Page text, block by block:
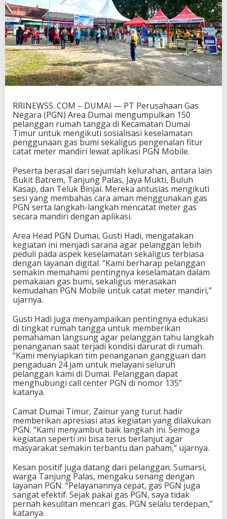
a
t
a
t
M
e
t
e
r
n
M
a
n
d
i
i
L
e
w
a
t
G
N
M
o
b
i
l
RRINEWSS. COM – DUMAI — PT Perusahaan Gas
Negara (PGN) Area Dumai mengumpulkan 150
pelanggan rumah tangga di Kecamatan Dumai
Timur untuk mengikuti sosialisasi keselamatan
penggunaan gas bumi sekaligus pengenalan fitur
catat meter mandiri lewat aplikasi PGN Mobile.
Peserta berasal dari sejumlah kelurahan, antara lain
Bukit Batrem, Tanjung Palas, Jaya Mukti, Buluh
Kasap, dan Teluk Binjai. Mereka antusias mengikuti
sesi yang membahas cara aman menggunakan gas
PGN serta langkah-langkah mencatat meter gas
secara mandiri dengan aplikasi.
Area Head PGN Dumai, Gusti Hadi, mengatakan
kegiatan ini menjadi sarana agar pelanggan lebih
peduli pada aspek keselamatan sekaligus terbiasa
dengan layanan digital. “Kami berharap pelanggan
semakin memahami pentingnya keselamatan dalam
pemakaian gas bumi, sekaligus merasakan
kemudahan PGN Mobile untuk catat meter mandiri,”
ujarnya.
Gusti Hadi juga menyampaikan pentingnya edukasi
di tingkat rumah tangga untuk memberikan
pemahaman langsung agar pelanggan tahu langkah
penanganan saat terjadi kondisi darurat di rumah.
“Kami menyiapkan tim penanganan gangguan dan
pengaduan 24 jam untuk melayani seluruh
pelanggan kami di Dumai. Pelanggan dapat
menghubungi call center PGN di nomor 135”
katanya.
Camat Dumai Timur, Zainur yang turut hadir
memberikan apresiasi atas kegiatan yang dilakukan
PGN. “Kami menyambut baik langkah ini. Semoga
kegiatan seperti ini bisa terus berlanjut agar
masyarakat semakin terbantu dan paham,” ujarnya.
Kesan positif juga datang dari pelanggan. Sumarsi,
warga Tanjung Palas, mengaku senang dengan
layanan PGN. “Pelayanannya cepat, gas PGN juga
sangat efektif. Sejak pakai gas PGN, saya tidak
pernah kesulitan mencari gas. PGN selalu terdepan,”
katanya.